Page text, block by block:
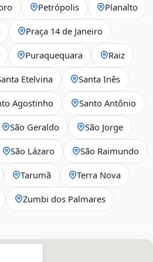
Petrópolis Planalto
Praça 14 de Janeiro
Puraquequara Raiz
Etelvina Santa Inês
Agostinho Santo Antônio
São Geraldo São Jorge
São Lázaro São Raimundo
Tarumã Terra Nova
Zumbi dos Palmares